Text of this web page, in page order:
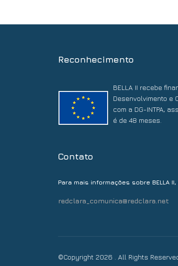
Reconhecimento
BELLA II recebe
Desenvolvimento e
com a DG-INTPA,
é de 48 meses.
Contato
Para mais informações sobre BELLA
redclara_comunica@redclara.net
©Copyright 2026 . All Rights